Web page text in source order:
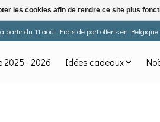
du 11 août. Frais de port offerts en
2025 - 2026 Idées cadeaux
les cookies afin de rendre ce site plus